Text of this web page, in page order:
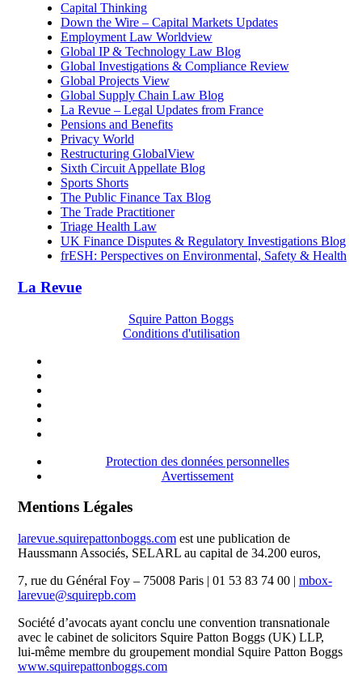
Capital Thinking
Down the Wire – Capital Markets Updates
Employment Law Worldview
Global IP & Technology Law Blog
Global Investigations & Compliance Review
Global Projects View
Global Supply Chain Law Blog
La Revue – Legal Updates from France
Pensions and Benefits
Privacy World
Restructuring GlobalView
Sixth Circuit Appellate Blog
Sports Shorts
The Public Finance Tax Blog
The Trade Practitioner
Triage Health Law
UK Finance Disputes & Regulatory Investigations Blog
frESH: Perspectives on Environmental, Safety & Health
La Revue
Squire Patton Boggs
Conditions d'utilisation
Protection des données personnelles
Avertissement
Mentions Légales
larevue.squirepattonboggs.comest une publication de
Haussmann Associés, SELARL au capital de 34.200 euros,
7, rue du Général Foy – 75008 Paris | 01 53 83 74 00 | mbox-
larevue@squirepb.com
Société d’avocats ayant conclu une convention transnationale
avec le cabinet de solicitors Squire Patton Boggs (UK) LLP,
lui-même membre du groupement mondial Squire Patton Boggs
www.squirepattonboggs.com